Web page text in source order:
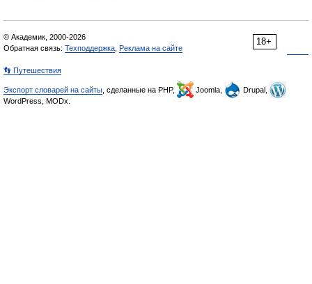
18+
© Академик, 2000-2026
Обратная связь: Техподдержка Реклама на сайте
👣 Путешествия
Экспорт словарей на сайты , сделанные на PHP, Joomla,
Drupal,
WordPress, MODx.